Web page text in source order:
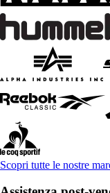
Scopri tutte le nostre